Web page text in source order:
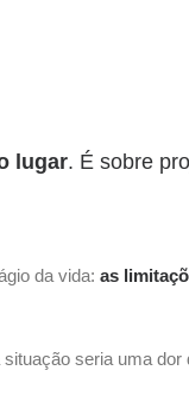
lugar. É sobre
da vida: as
seria uma